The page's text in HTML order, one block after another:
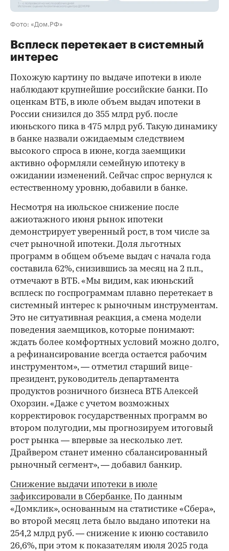
Фото: «Дом.РФ»
Всплеск перетекает в системный
интерес
Похожую картину по выдаче ипотеки в июле
наблюдают крупнейшие российские банки. По
оценкам ВТБ, в июле объем выдач ипотеки в
России снизился до 355 млрд руб. после
июньского пика в 475 млрд руб. Такую динамику
в банке назвали ожидаемым следствием
высокого спроса в июне, когда заемщики
активно оформляли семейную ипотеку в
ожидании изменений. Сейчас спрос вернулся к
естественному уровню, добавили в банке.
Несмотря на июльское снижение после
ажиотажного июня рынок ипотеки
демонстрирует уверенный рост, в том числе за
счет рыночной ипотеки. Доля льготных
программ в общем объеме выдач с начала года
составила 62%, снизившись за месяц на 2 п.п.,
отмечают в ВТБ. «Мы видим, как июньский
всплеск по госпрограммам плавно перетекает в
системный интерес к рыночным инструментам.
Это не ситуативная реакция, а смена модели
поведения заемщиков, которые понимают:
ждать более комфортных условий можно долго,
а рефинансирование всегда остается рабочим
инструментом», — отметил старший вице-
президент, руководитель департамента
продуктов розничного бизнеса ВТБ Алексей
Охорзин. «Даже с учетом возможных
корректировок государственных программ во
втором полугодии, мы прогнозируем итоговый
рост рынка — впервые за несколько лет.
Драйвером станет именно сбалансированный
рыночный сегмент», — добавил банкир.
Снижение выдачи ипотеки в июле
зафиксировали в Сбербанке. По данным
«Домклик», основанным на статистике «Сбера»,
во второй месяц лета было выдано ипотеки на
254,2 млрд руб. — снижение к июню составило
26,6%, при этом к показателям июля 2025 года